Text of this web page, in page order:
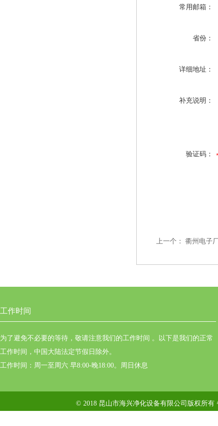
常用邮箱：
省份：
详细地址：
补充说明：
验证码：
上一个： 衢州电子
工作时间
为了避免不必要的等待，敬请注意我们的工作时间 。以下是我们的正常
工作时间，中国大陆法定节假日除外。
工作时间：周一至周六 早8:00-晚18:00。周日休息
© 2018 昆山市海兴净化设备有限公司版权所有